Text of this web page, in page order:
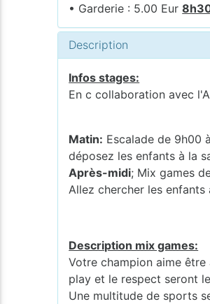
• Garderie : 5.00 Eur
Description
Infos stages:
En c collaboration avec
Matin: Escalade de 9h00
déposez les enfants à la
Après-midi; Mix games
Allez chercher les enfants
Description mix games:
Votre champion aime
play et le respect seront
Une multitude de sports